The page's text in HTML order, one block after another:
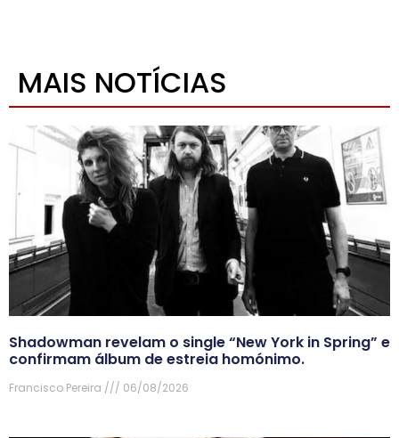
MAIS NOTÍCIAS
Shadowman revelam o single “New York in Spring” e
confirmam álbum de estreia homónimo.
Francisco Pereira 06/08/2026